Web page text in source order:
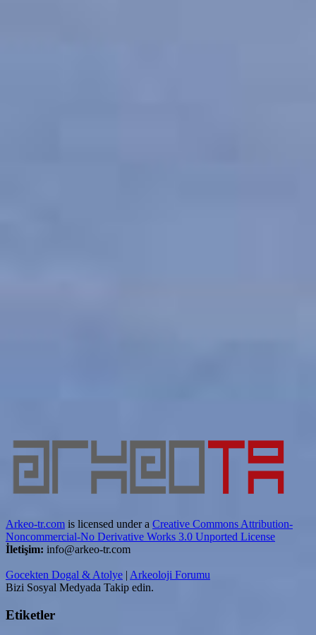
Arkeo-tr.com is licensed under a Creative Commons Attribution-
Noncommercial-No Derivative Works 3.0 Unported License
İletişim: info@arkeo-tr.com
Gocekten Dogal & Atolye | Arkeoloji Forumu
Bizi Sosyal Medyada Takip edin.
Etiketler